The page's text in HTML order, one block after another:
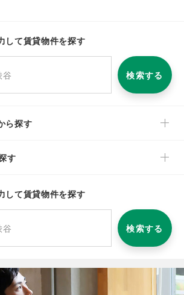
して賃貸物件を探す
検索する
ら探す
す
して賃貸物件を探す
検索する